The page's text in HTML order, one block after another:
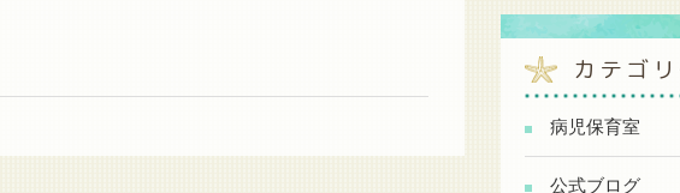
カテゴリ
病児保育室
公式ブログ